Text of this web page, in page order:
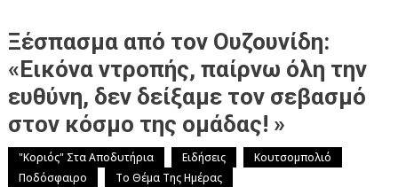
Ξέσπασμα από τον Ουζουνίδη:
«Εικόνα ντροπής, παίρνω όλη την
ευθύνη, δεν δείξαμε τον σεβασμό
στον κόσμο της ομάδας! »
"Κοριός" Στα Αποδυτήρια Ειδήσεις
Κουτσομπολιό
Ποδόσφαιρο
Το Θέμα Της Ημέρας